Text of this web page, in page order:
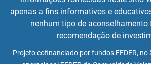
apenas a fins informativos e
nenhum tipo de aconselhamento
recomendação de
Projeto cofinanciado por fundos FEDER,